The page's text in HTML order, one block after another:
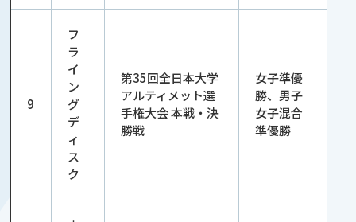
9
フ
ラ
イ
ン
グ
デ
ィ
ス
ク
第35回全日本大学
アルティメット選
手権大会 本戦・決
勝戦
女子準優
勝、男子
女子混合
準優勝